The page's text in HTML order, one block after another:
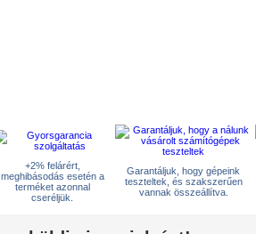
+2% felárért,
meghibásodás esetén a
terméket azonnal
cseréljük.
Garantáljuk, hogy gépeink
teszteltek, és szakszerűen
vannak összeállítva.